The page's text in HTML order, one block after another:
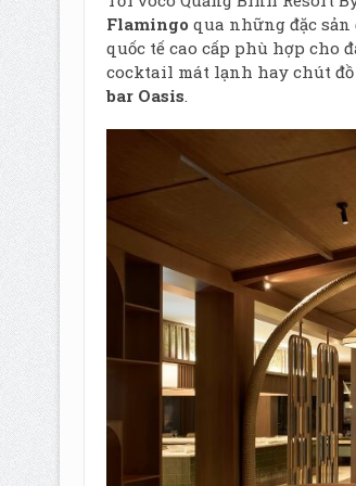
Flamingo qua những đặc
quốc tế cao cấp phù hợp cho
cocktail mát lạnh hay chút
bar Oasis